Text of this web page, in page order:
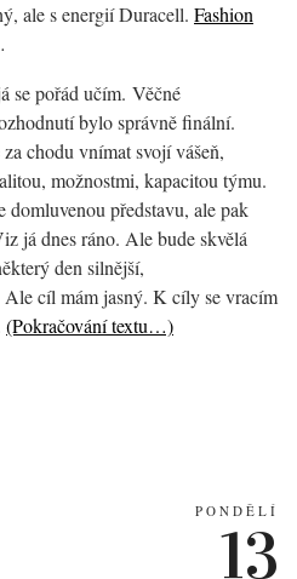
ale s energií Duracell. Fashion
se pořád učím. Věčné
bylo správně finální.
chodu vnímat svojí vášeň,
možnostmi, kapacitou týmu.
představu, ale pak
já dnes ráno. Ale bude skvělá
den silnější,
cíl mám jasný. K cíly se vracím
(Pokračování textu…)
PONDĚLÍ
13